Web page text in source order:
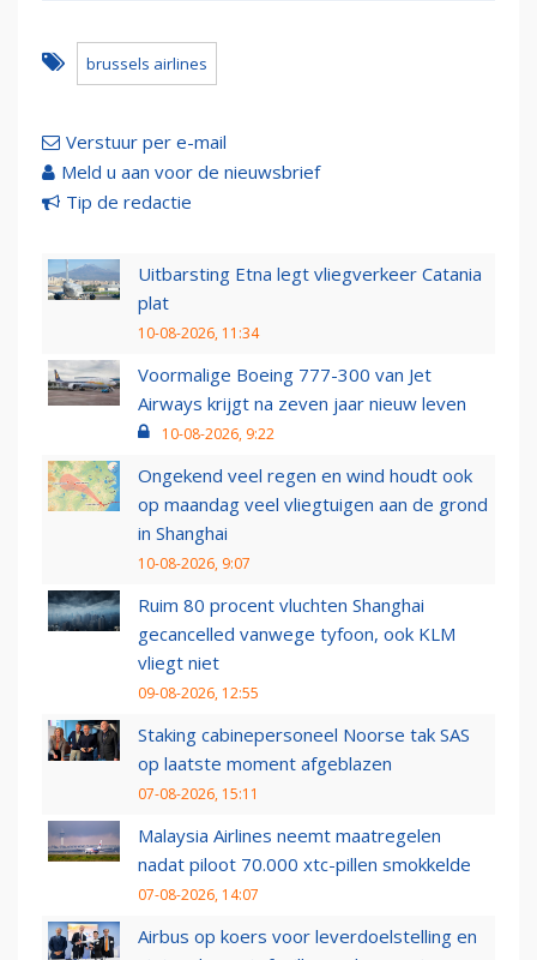
brussels airlines
Verstuur per e-mail
Meld u aan voor de nieuwsbrief
Tip de redactie
Uitbarsting Etna legt vliegverkeer Catania
plat
10-08-2026, 11:34
Voormalige Boeing 777-300 van Jet
Airways krijgt na zeven jaar nieuw leven
10-08-2026, 9:22
Ongekend veel regen en wind houdt ook
op maandag veel vliegtuigen aan de grond
in Shanghai
10-08-2026, 9:07
Ruim 80 procent vluchten Shanghai
gecancelled vanwege tyfoon, ook KLM
vliegt niet
09-08-2026, 12:55
Staking cabinepersoneel Noorse tak SAS
op laatste moment afgeblazen
07-08-2026, 15:11
Malaysia Airlines neemt maatregelen
nadat piloot 70.000 xtc-pillen smokkelde
07-08-2026, 14:07
Airbus op koers voor leverdoelstelling en